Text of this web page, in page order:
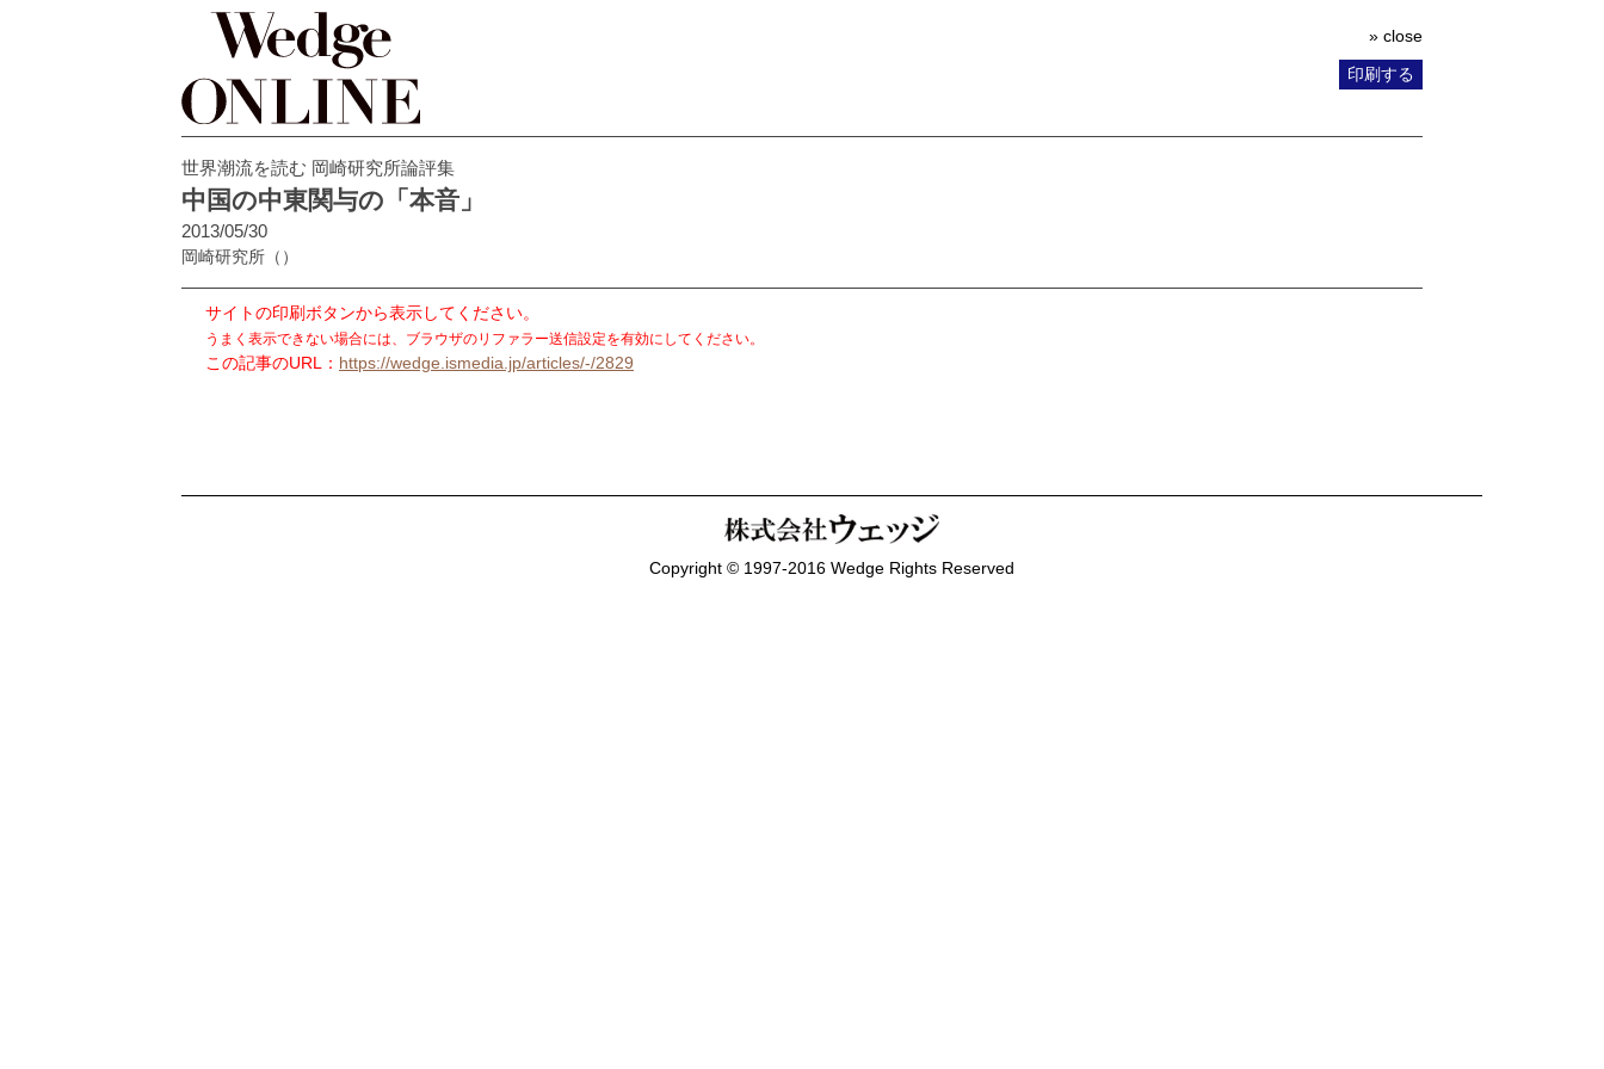
» close
印刷する
世界潮流を読む 岡崎研究所論評集
中国の中東関与の「本音」
2013/05/30
岡崎研究所 （）
サイトの印刷ボタンから表示してください。
うまく表示できない場合には、ブラウザのリファラー送信設定を有効にしてください。
この記事のURL： https://wedge.ismedia.jp/articles/-/2829
Copyright © 1997-2016 Wedge Rights Reserved